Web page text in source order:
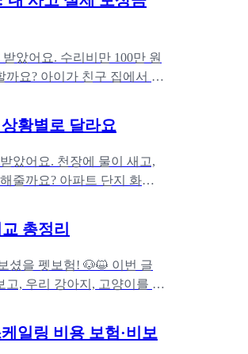
았어요. 수리비만 100만 원
요? 아이가 친구 집에서 실
황별로 달라요
았어요. 천장에 물이 새고,
줄까요? 아파트 단지 화재
총정리
셨을 펫보험! 🐶😺 이번 글
, 우리 강아지, 고양이를 위
일링 비용 보험·비보